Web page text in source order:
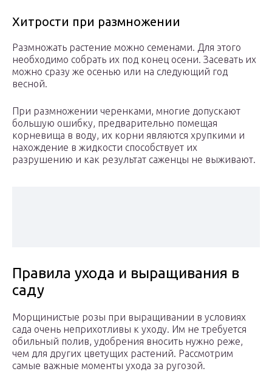
Хитрости при размножении
Размножать растение можно семенами. Для этого
необходимо собрать их под конец осени. Засевать их
можно сразу же осенью или на следующий год
весной.
При размножении черенками, многие допускают
большую ошибку, предварительно помещая
корневища в воду, их корни являются хрупкими и
нахождение в жидкости способствует их
разрушению и как результат саженцы не выживают.
Правила ухода и выращивания в
саду
Морщинистые розы при выращивании в условиях
сада очень неприхотливы к уходу. Им не требуется
обильный полив, удобрения вносить нужно реже,
чем для других цветущих растений. Рассмотрим
самые важные моменты ухода за ругозой.